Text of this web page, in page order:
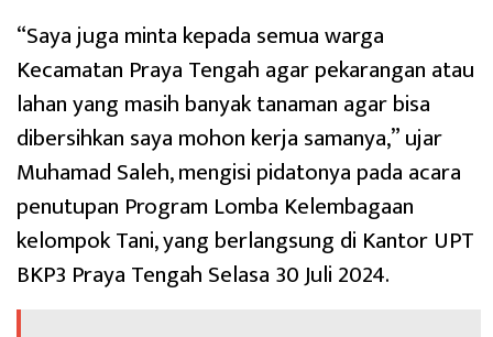
“Saya juga minta kepada semua warga
Kecamatan Praya Tengah agar pekarangan atau
lahan yang masih banyak tanaman agar bisa
dibersihkan saya mohon kerja samanya,” ujar
Muhamad Saleh, mengisi pidatonya pada acara
penutupan Program Lomba Kelembagaan
kelompok Tani, yang berlangsung di Kantor UPT
BKP3 Praya Tengah Selasa 30 Juli 2024.